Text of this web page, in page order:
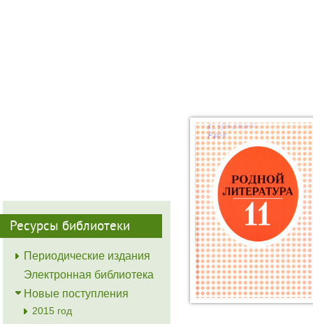
Ресурсы библиотеки
Периодические издания
Электронная библиотека
Новые поступления
2015 год